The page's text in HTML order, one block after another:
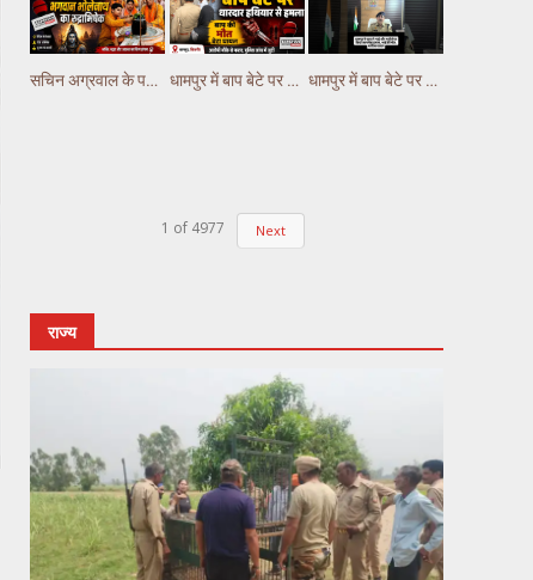
सचिन अग्रवाल के परिवार द्वारा कराया गया भगवान भोलेनाथ का रुद्राभिषेक धामपुर में बाप बेटे पर धारदार हथियार से हमला, बाप की मौत बेटा घायल धामपुर में बाप बेटे पर धारदार हथियार से हमला, बाप की मौत बेटा घायल
1 of 4977 Next
राज्य